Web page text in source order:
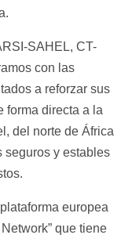
SAHEL, CT-
con las
a reforzar sus
forma directa a la
del norte de África
seguros y estables
europea
que tiene